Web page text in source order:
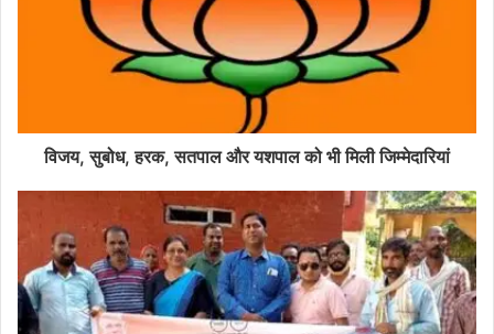
विजय, सुबोध, हरक, सतपाल और यशपाल को भी मिली जिम्मेदारियां